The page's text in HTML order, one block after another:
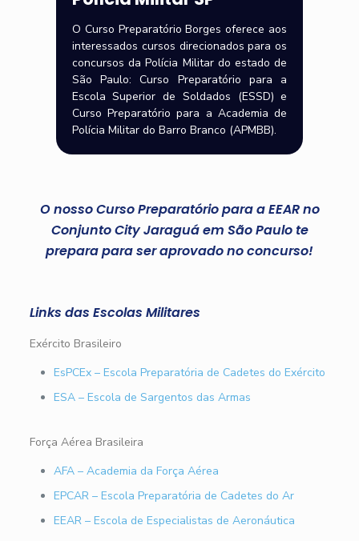
O Curso Preparatório Borges oferece aos
interessados cursos direcionados para os
concursos da Polícia Militar do estado de
São Paulo: Curso Preparatório para a
Escola Superior de Soldados (ESSD) e
Curso Preparatório para a Academia de
Polícia Militar do Barro Branco (APMBB).
O nosso Curso Preparatório para a EEAR no
Conjunto City Jaraguá em São Paulo te
prepara para ser aprovado no concurso!
Links das Escolas Militares
Exército Brasileiro
EsPCEx – Escola Preparatória de Cadetes do Exército
ESA – Escola de Sargentos das Armas
Força Aérea Brasileira
AFA – Academia da Força Aérea
EPCAR – Escola Preparatória de Cadetes do Ar
EEAR – Escola de Especialistas de Aeronáutica